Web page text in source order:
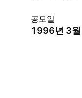
공모일
1996년 3월